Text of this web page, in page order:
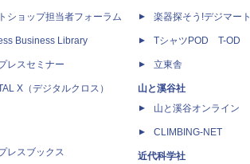
ショップ担当者フォーラム
Business Library
レスセミナー
X（デジタルクロス）
レスブックス
楽器探そう!デジマート
TシャツPOD T-OD
立東舎
山と溪谷社
山と溪谷オンライン
CLIMBING-NET
近代科学社